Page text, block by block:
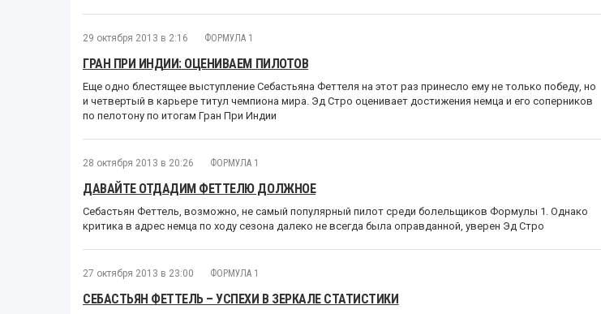
29 октября 2013 в 2:16 ФОРМУЛА 1
ГРАН ПРИ ИНДИИ: ОЦЕНИВАЕМ ПИЛОТОВ
Еще одно блестящее выступление Себастьяна Феттеля на этот раз принесло ему не только победу, но
и четвертый в карьере титул чемпиона мира. Эд Стро оценивает достижения немца и его соперников
по пелотону по итогам Гран При Индии
28 октября 2013 в 20:26 ФОРМУЛА 1
ДАВАЙТЕ ОТДАДИМ ФЕТТЕЛЮ ДОЛЖНОЕ
Себастьян Феттель, возможно, не самый популярный пилот среди болельщиков Формулы 1. Однако
критика в адрес немца по ходу сезона далеко не всегда была оправданной, уверен Эд Стро
27 октября 2013 в 23:00 ФОРМУЛА 1
СЕБАСТЬЯН ФЕТТЕЛЬ – УСПЕХИ В ЗЕРКАЛЕ СТАТИСТИКИ